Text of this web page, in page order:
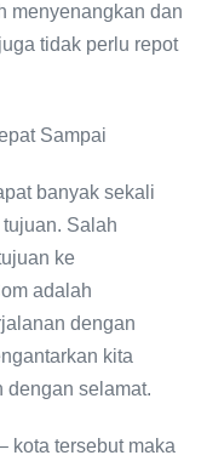
menyenangkan dan
tidak perlu repot
banyak sekali
Salah
ke
adalah
dengan
kita
dengan selamat.
kota tersebut maka